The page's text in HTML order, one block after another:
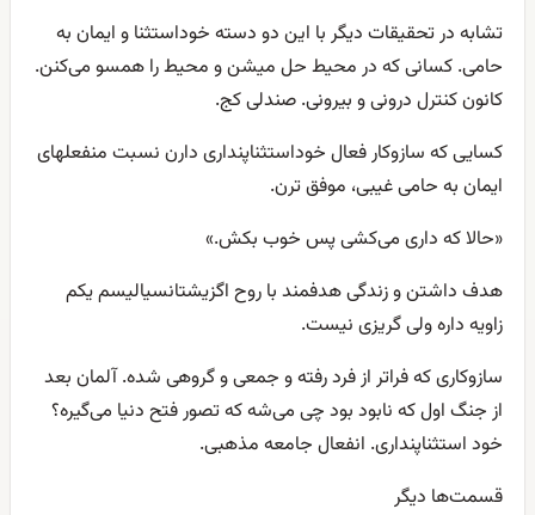
تشابه در تحقیقات دیگر با این دو دسته خوداستثنا و ایمان به
حامی. کسانی که در محیط حل میشن و محیط را همسو می‌کنن.
کانون کنترل درونی و بیرونی. صندلی کج.
کسایی که سازوکار فعال خوداستثناپنداری دارن نسبت منفعلهای
ایمان به حامی غیبی، موفق ترن.
«حالا که داری می‌کشی پس خوب بکش.»
هدف داشتن و زندگی هدفمند با روح اگزیشتانسیالیسم یکم
زاویه داره ولی گریزی نیست.
سازوکاری که فراتر از فرد رفته و جمعی و گروهی شده. آلمان بعد
از جنگ اول که نابود بود چی می‌شه که تصور فتح دنیا می‌گیره؟
خود استثناپنداری. انفعال جامعه مذهبی.
قسمت‌ها دیگر